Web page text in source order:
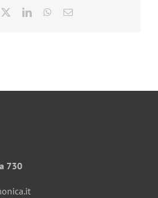
LinkedInWhatsApp
Email
730